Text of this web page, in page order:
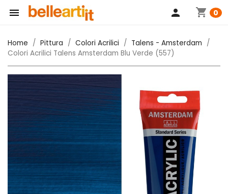
 shopping_cart 0
person
Home Pittura Colori Acrilici
Talens - Amsterdam
Colori Acrilici Talens Amsterdam Blu Verde (557)